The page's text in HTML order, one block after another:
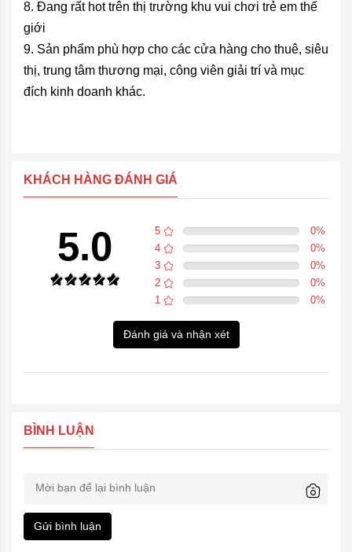
8. Đang rất hot trên thị trường khu vui chơi trẻ em thế
giới
9. Sản phẩm phù hợp cho các cửa hàng cho thuê, siêu
thị, trung tâm thương mại, công viên giải trí và mục
đích kinh doanh khác.
KHÁCH HÀNG ĐÁNH GIÁ
5.0 5 0%
4
0%
3
0%
2
0%
1
0%
Đánh giá và nhận xét
BÌNH LUẬN
Gửi bình luận